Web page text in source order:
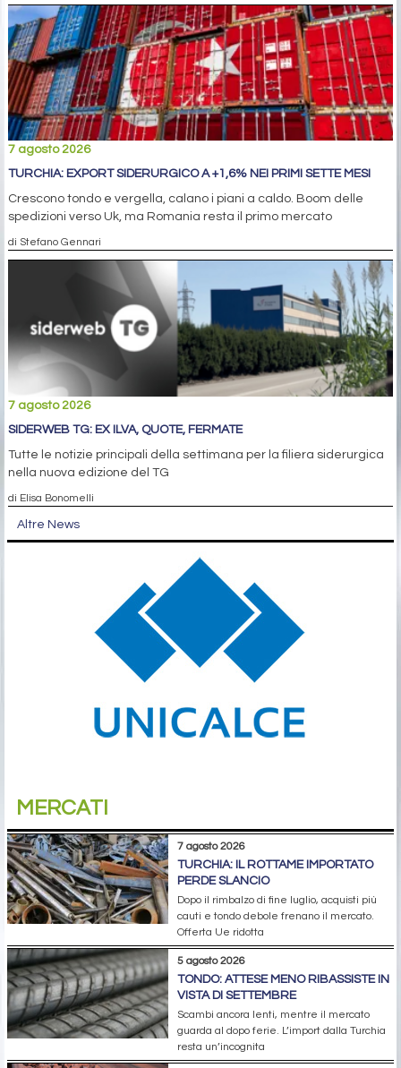
7 agosto 2026
TURCHIA: EXPORT SIDERURGICO A +1,6% NEI PRIMI SETTE MESI
Crescono tondo e vergella, calano i piani a caldo. Boom delle
spedizioni verso Uk, ma Romania resta il primo mercato
di Stefano Gennari
7 agosto 2026
SIDERWEB TG: EX ILVA, QUOTE, FERMATE
Tutte le notizie principali della settimana per la filiera siderurgica
nella nuova edizione del TG
di Elisa Bonomelli
Altre News
MERCATI
7 agosto 2026
TURCHIA: IL ROTTAME IMPORTATO
PERDE SLANCIO
Dopo il rimbalzo di fine luglio, acquisti più
cauti e tondo debole frenano il mercato.
Offerta Ue ridotta
5 agosto 2026
TONDO: ATTESE MENO RIBASSISTE IN
VISTA DI SETTEMBRE
Scambi ancora lenti, mentre il mercato
guarda al dopo ferie. L’import dalla Turchia
resta un’incognita